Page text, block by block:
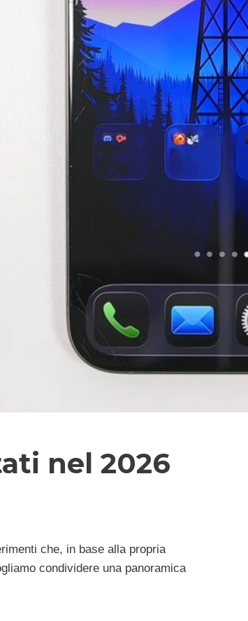
nel 2026
che, in base alla propria
condividere una panoramica